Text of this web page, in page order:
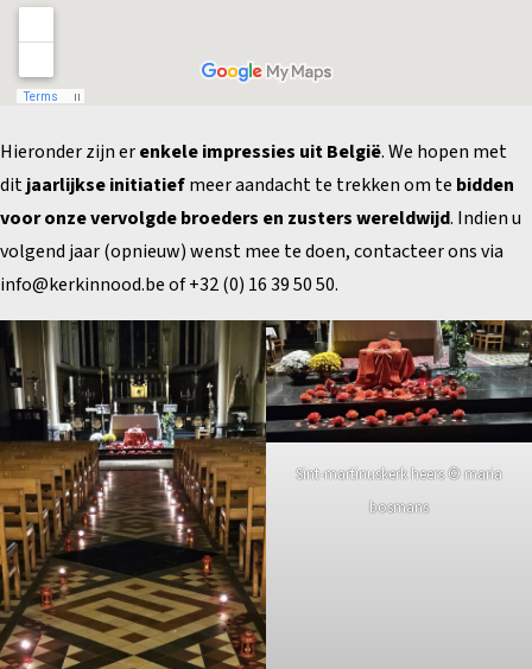
Hieronder zijn erenkele impressies uit België. We hopen met
ditjaarlijkse initiatiefmeer aandacht te trekken om te bidden
voor onze vervolgde broeders en zusters wereldwijd. Indien u
volgend jaar (opnieuw) wenst mee te doen, contacteer ons via
info@kerkinnood.beof +32 (0) 16 39 50 50.
Sint-martinuskerk heers © maria
bosmans